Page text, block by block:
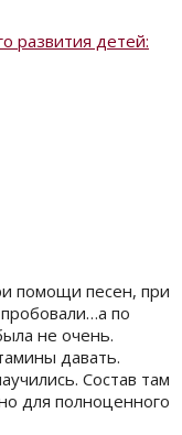
развития детей:
помощи песен, при
по
не очень.
давать.
Состав там
для полноценного